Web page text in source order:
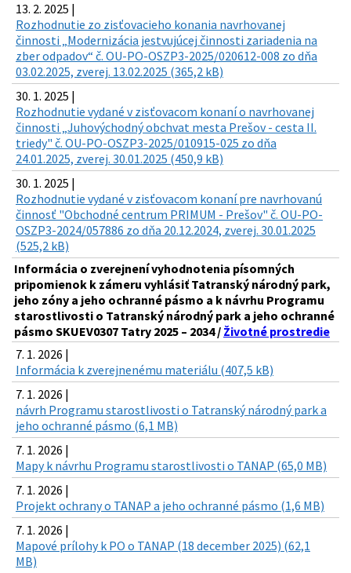
13. 2. 2025 |
Rozhodnutie zo zisťovacieho konania navrhovanej
činnosti „Modernizácia jestvujúcej činnosti zariadenia na
zber odpadov“ č. OU-PO-OSZP3-2025/020612-008 zo dňa
03.02.2025, zverej. 13.02.2025 (365,2 kB)
30. 1. 2025 |
Rozhodnutie vydané v zisťovacom konaní o navrhovanej
činnosti „Juhovýchodný obchvat mesta Prešov - cesta II.
triedy" č. OU-PO-OSZP3-2025/010915-025 zo dňa
24.01.2025, zverej. 30.01.2025 (450,9 kB)
30. 1. 2025 |
Rozhodnutie vydané v zisťovacom konaní pre navrhovanú
činnosť "Obchodné centrum PRIMUM - Prešov" č. OU-PO-
OSZP3-2024/057886 zo dňa 20.12.2024, zverej. 30.01.2025
(525,2 kB)
Informácia o zverejnení vyhodnotenia písomných
pripomienok k zámeru vyhlásiť Tatranský národný park,
jeho zóny a jeho ochranné pásmo a k návrhu Programu
starostlivosti o Tatranský národný park a jeho ochranné
pásmo SKUEV0307 Tatry 2025 – 2034 / Životné prostredie
7. 1. 2026 |
Informácia k zverejnenému materiálu (407,5 kB)
7. 1. 2026 |
návrh Programu starostlivosti o Tatranský národný park a
jeho ochranné pásmo (6,1 MB)
7. 1. 2026 |
Mapy k návrhu Programu starostlivosti o TANAP (65,0 MB)
7. 1. 2026 |
Projekt ochrany o TANAP a jeho ochranné pásmo (1,6 MB)
7. 1. 2026 |
Mapové prílohy k PO o TANAP (18 december 2025) (62,1
MB)